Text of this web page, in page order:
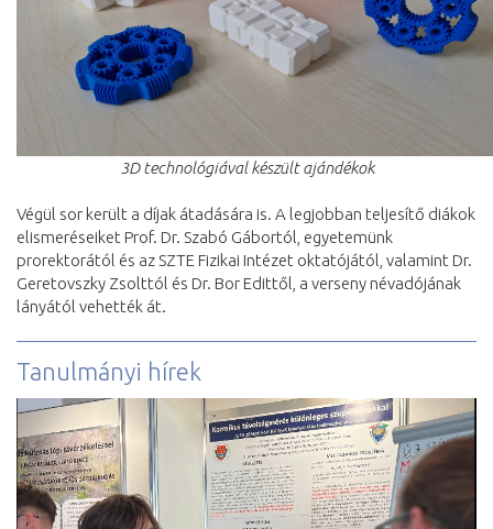
3D technológiával készült ajándékok
Végül sor került a díjak átadására is. A legjobban teljesítő diákok
elismeréseiket Prof. Dr. Szabó Gábortól, egyetemünk
prorektorától és az SZTE Fizikai Intézet oktatójától, valamint Dr.
Geretovszky Zsolttól és Dr. Bor Edittől, a verseny névadójának
lányától vehették át.
Tanulmányi hírek